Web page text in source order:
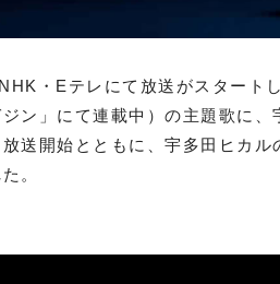
・Eテレにて放送がスタート
ン」にて連載中）の主題歌に、
放送開始とともに、宇多田ヒカ
。